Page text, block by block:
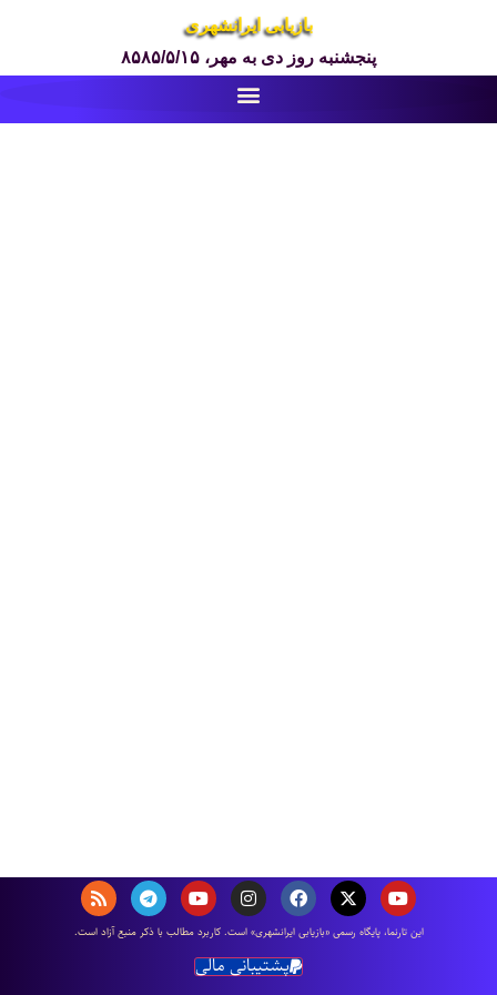
بازیابی ایرانشهری
پنجشنبه روز دی به مهر، ۸۵۸۵/۵/۱۵
اين تارنما، پایگاه رسمی «بازیابی ایرانشهری» است. كاربرد مطالب با ذكر منبع آزاد است.
پشتیبانی مالی